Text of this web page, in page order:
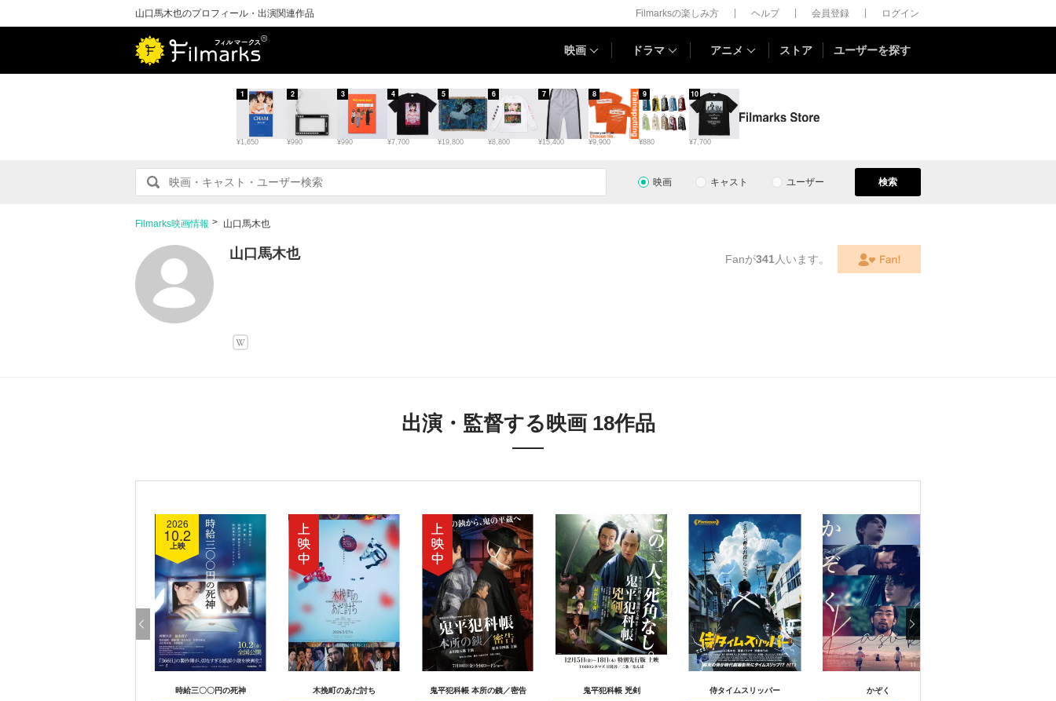
山口馬木也のプロフィール・出演関連作品 Filmarksの楽しみ方 ヘルプ 会員登録 ログイン
映画 ドラマ アニメ ストア ユーザーを探す
¥1,650
1
¥990
2
¥990
3
¥7,700
4
¥19,800
5
¥8,800
6
¥15,400
7
¥9,900
8
¥880
9
¥7,700
10
映画 キャスト ユーザー 検索
Filmarks映画情報 山口馬木也
山口馬木也 Fanが341 人います。
出演・監督する映画 18作品
2026
10.2
上映
時給三〇〇円の死神 木挽町のあだ討ち 鬼平犯科帳 本所の銕／密告 鬼平犯科帳 兇剣 侍タイムスリッパー かぞく